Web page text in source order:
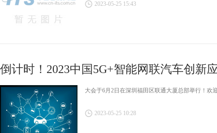
2023-05-25 15:43
倒计时！2023中国5G+智能网联汽车创新
大会于6月2日在深圳福田区联通大厦总部举行！欢
2023-05-25 10:28